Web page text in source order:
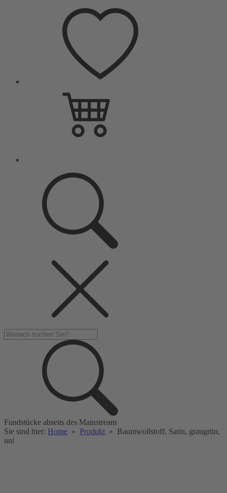
Fundstücke abseits des Mainstream
Sie sind hier: Home » Produkt » Baumwollstoff, Satin, graugrün,
uni